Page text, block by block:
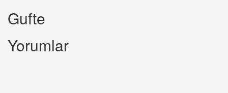
Gufte
Yorumlar